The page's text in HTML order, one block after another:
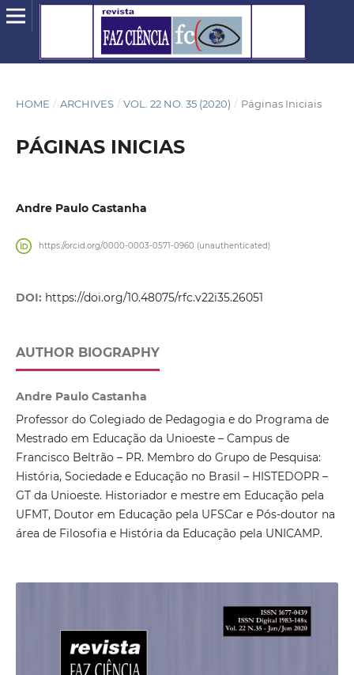
HOME / ARCHIVES / VOL. 22 NO. 35 (2020) / Páginas Iniciais
PÁGINAS INICIAS
Andre Paulo Castanha
https://orcid.org/0000-0003-0571-0960 (unauthenticated)
DOI: https://doi.org/10.48075/rfc.v22i35.26051
AUTHOR BIOGRAPHY
Andre Paulo Castanha
Professor do Colegiado de Pedagogia e do Programa de
Mestrado em Educação da Unioeste – Campus de
Francisco Beltrão – PR. Membro do Grupo de Pesquisa:
História, Sociedade e Educação no Brasil – HISTEDOPR –
GT da Unioeste. Historiador e mestre em Educação pela
UFMT, Doutor em Educação pela UFSCar e Pós-doutor na
área de Filosofia e História da Educação pela UNICAMP.